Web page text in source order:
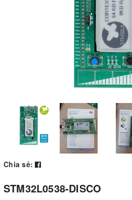
Chia sẻ:
STM32L0538-DISCO